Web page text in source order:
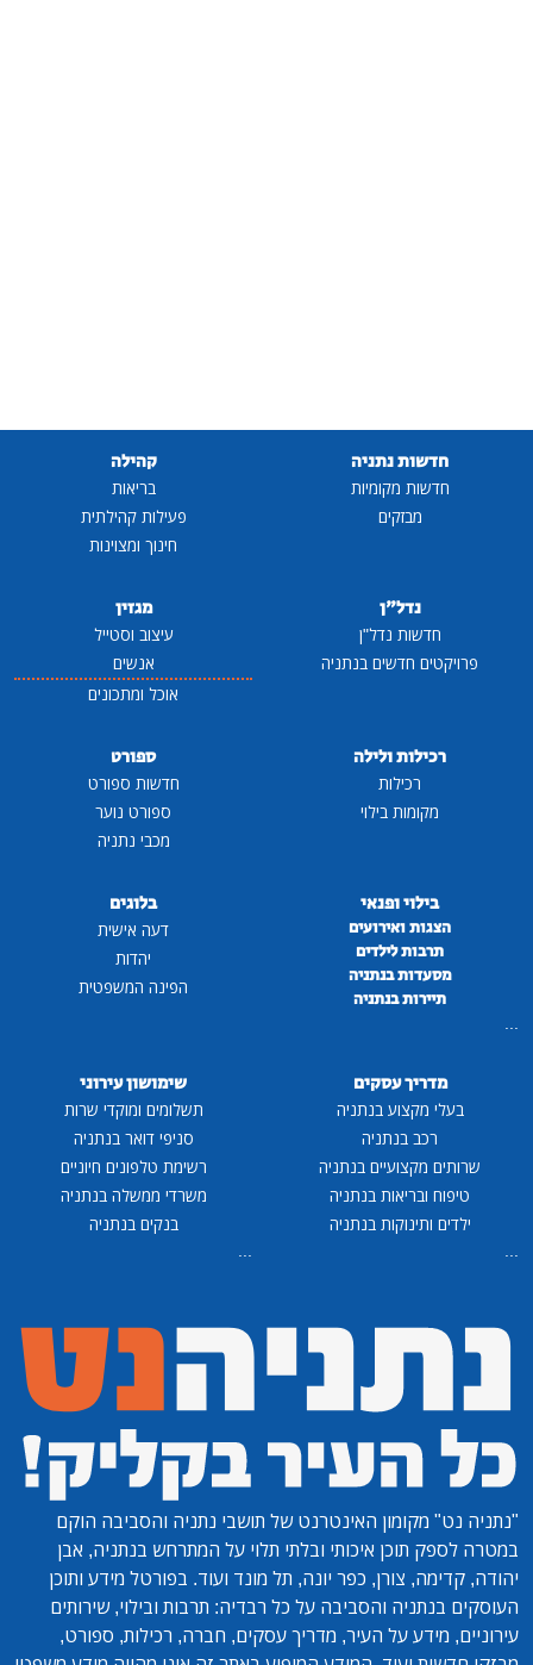
חדשות נתניה
חדשות מקומיות
מבזקים
קהילה
בריאות
פעילות קהילתית
חינוך ומצוינות
נדל"ן
חדשות נדל"ן
פרויקטים חדשים בנתניה
מגזין
עיצוב וסטייל
אנשים
אוכל ומתכונים
רכילות ולילה
רכילות
מקומות בילוי
ספורט
חדשות ספורט
ספורט נוער
מכבי נתניה
בילוי ופנאי
הצגות ואירועים
תרבות לילדים
מסעדות בנתניה
תיירות בנתניה
בלוגים
דעה אישית
יהדות
הפינה המשפטית
מדריך עסקים
בעלי מקצוע בנתניה
רכב בנתניה
שרותים מקצועיים בנתניה
טיפוח ובריאות בנתניה
ילדים ותינוקות בנתניה
שימושון עירוני
תשלומים ומוקדי שרות
סניפי דואר בנתניה
רשימת טלפונים חיוניים
משרדי ממשלה בנתניה
בנקים בנתניה
"נתניה נט" מקומון האינטרנט של תושבי נתניה והסביבה הוקם
במטרה לספק תוכן איכותי ובלתי תלוי על המתרחש בנתניה, אבן
יהודה, קדימה, צורן, כפר יונה, תל מונד ועוד. בפורטל מידע ותוכן
העוסקים בנתניה והסביבה על כל רבדיה: תרבות ובילוי, שירותים
עירוניים, מידע על העיר, מדריך עסקים, חברה, רכילות, ספורט,